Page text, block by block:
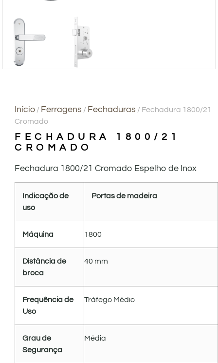
Início / Ferragens / Fechaduras / Fechadura 1800/21
Cromado
FECHADURA 1800/21
CROMADO
Fechadura 1800/21 Cromado Espelho de Inox
Indicação de
uso
Portas de madeira
Máquina 1800
Distância de
broca
40 mm
Frequência de
Uso
Tráfego Médio
Grau de
Segurança
Média